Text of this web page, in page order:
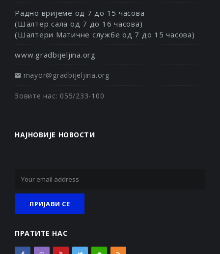
Радно вријеме од 7 до 15 часова
(Шалтер сала од 7 до 16 часова)
(Шалтери Матичне службе од 7 до 15 часова)
www.gradbijeljina.org
mayor@gradbijeljina.org
Зовите нас: 055/233-100
НАЈНОВИЈЕ НОВОСТИ
ПРАТИТЕ НАС